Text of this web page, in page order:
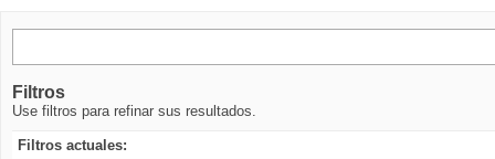
Filtros
Use filtros para refinar sus resultados.
Filtros actuales: